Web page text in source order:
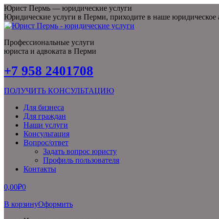
Перейти
к
содержанию
Юрист Пермь — юридические услуги
Юридические услуги в Перми, приходите в наше
Профессиональные услуги
юриста и адвоката в Перми
Страница
Facebook
в
окне
Страница
Вконтакте
в
окне
Страница
X
в
окне
Страница
Одноклассники
в
окне
Страница
Instagram
в
окне
Страница
Viber
в
окне
Страница
WhatsApp
в
окне
Страница
Telegram
в
окне
+7 958 2401708
ПОЛУЧИТЬ КОНСУЛЬТАЦИЮ
Для бизнеса
Для граждан
Наши услуги
Консультация
Вопрос/ответ
Задать вопрос юристу
Профиль пользователя
Контакты
0,00₽0
В корзинуОформить